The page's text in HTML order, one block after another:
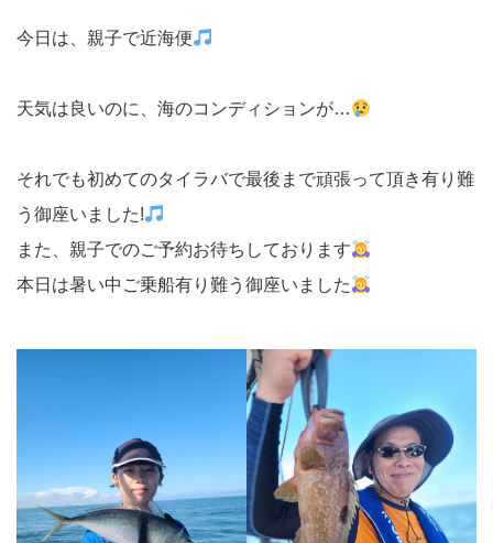
今日は、親子で近海便
天気は良いのに、海のコンディションが…
それでも初めてのタイラバで最後まで頑張って頂き有り難
う御座いました!
また、親子でのご予約お待ちしております
本日は暑い中ご乗船有り難う御座いました